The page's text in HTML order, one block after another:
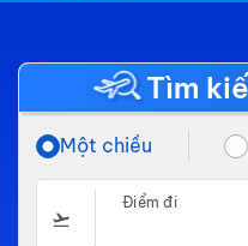
Tìm
Một chiều
Điểm đi